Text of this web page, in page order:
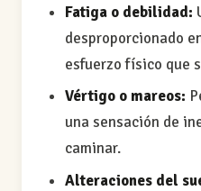
Fatiga o debilidad:
desproporcionado
esfuerzo físico que
Vértigo o mareos:
una sensación de
caminar.
Alteraciones del